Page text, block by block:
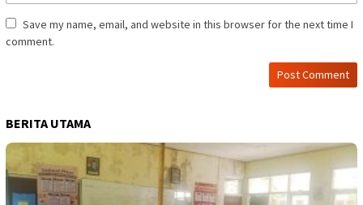
Save my name, email, and website in this browser for the next time I
comment.
BERITA UTAMA